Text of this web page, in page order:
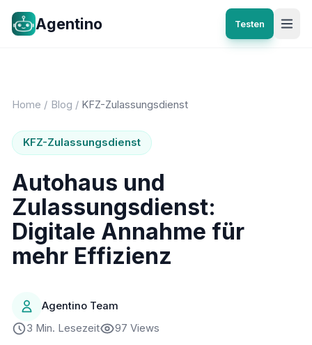
Agentino Testen
Home / Blog / KFZ-Zulassungsdienst
KFZ-Zulassungsdienst
Autohaus und
Zulassungsdienst:
Digitale Annahme für
mehr Effizienz
Agentino Team
3 Min. Lesezeit
97 Views